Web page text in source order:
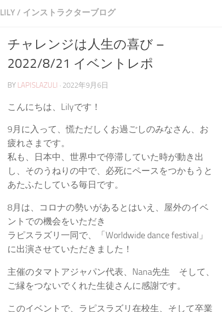
LILY / インストラクターブログ
チャレンジは人生の喜び –
2022/8/21 イベントレポ
BY LAPISLAZULI · 2022年9月6日
こんにちは、Lilyです！
9月に入って、慌ただしくお過ごしのみなさん、お
疲れさまです。
私も、日本中、世界中で停滞していた時が動き出
し、そのうねりの中で、必死にペースをつかもうと
あたふたしている毎日です。
8月は、コロナの勢いがあるとはいえ、屋外のイベ
ントでの機会をいただき
ラピスラズリ一同で、「Worldwide dance festival」
に出演させていただきました！
主催のタマトアジャパン代表、Nana先生 そして、
ご縁をつないでくれた生徒さんに感謝です。
このイベントで、ラピスラズリ在校生、そして卒業